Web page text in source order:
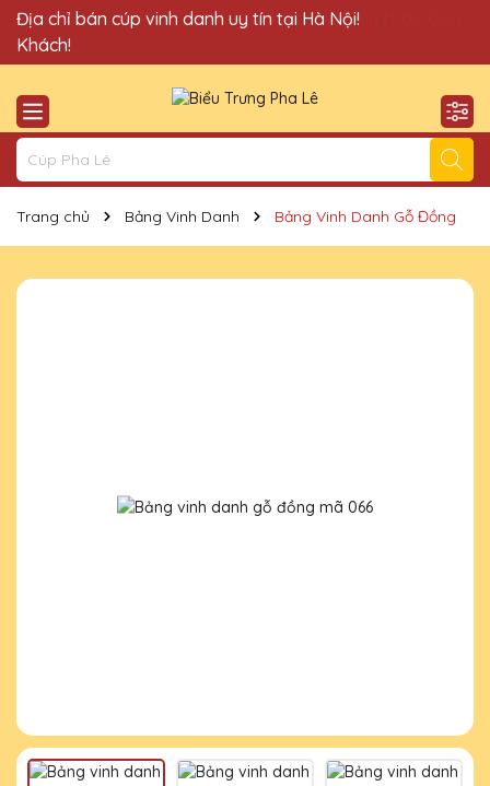
Quà Tặng Cúp Pha Lê Vinh Danh An Thảo xin chào Quý
Khách!
Địa chỉ bán cúp vinh danh uy tín tại Hà Nội!
Trang chủ Bảng Vinh Danh Bảng Vinh Danh Gỗ Đồng